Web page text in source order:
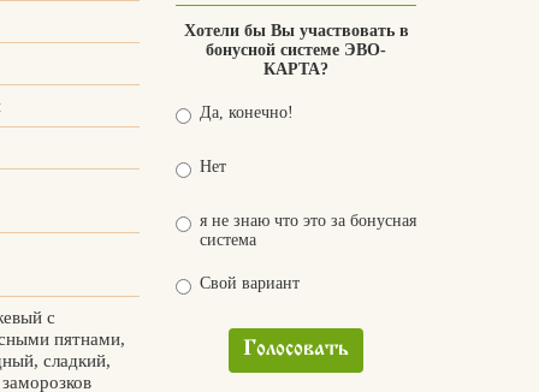
Хотели бы Вы участвовать в
бонусной системе ЭВО-
КАРТА?
Да, конечно!
Нет
я не знаю что это за бонусная
система
Свой вариант
Голосовать
с
пятнами,
сладкий,